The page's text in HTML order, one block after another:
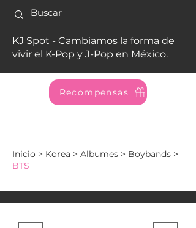
KJ Spot - Cambiamos la forma de
vivir el K-Pop y J-Pop en México.
Recompensas
Inicio > Korea > Albumes > Boybands >
BTS